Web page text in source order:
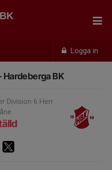
Logga in
Hardeberga BK
Division 6 Herr